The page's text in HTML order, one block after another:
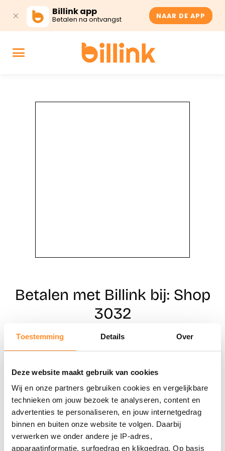
Toestemming Details Over
Deze website maakt gebruik van cookies
Wij en onze partners gebruiken cookies en vergelijkbare
technieken om jouw bezoek te analyseren, content en
advertenties te personaliseren, en jouw internetgedrag
binnen en buiten onze website te volgen. Daarbij
verwerken we onder andere je IP-adres,
apparaatinformatie, surfgedrag en klikgedrag. Op basis
Billink app
Betalen na ontvangst NAAR DE APP
Betalen met Billink bij: Shop
3032
Naar winkels